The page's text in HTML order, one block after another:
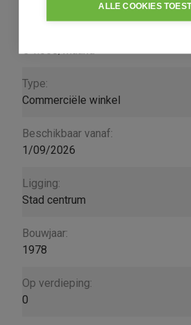
Type:
Commerciële winkel
Beschikbaar vanaf:
1/09/2026
Ligging:
Stad centrum
Bouwjaar:
1978
Op verdieping:
0
ALLE COOKIES